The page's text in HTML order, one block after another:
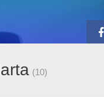
(10)